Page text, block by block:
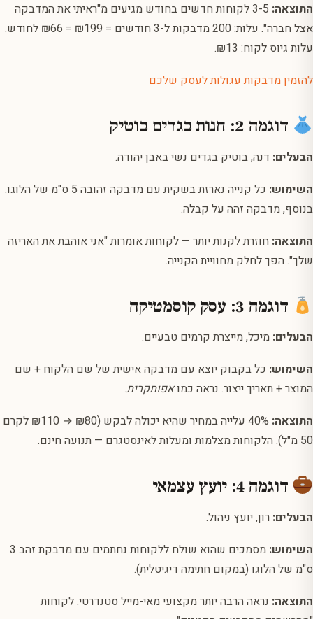
התוצאה:
3-5 לקוחות חדשים בחודש מגיעים מ"ראיתי את המדבקה
אצל חברה". עלות: 200 מדבקות ל-3 חודשים = ₪199 = ₪66 לחודש.
עלות גיוס לקוח: ₪13.
להזמין מדבקות עגולות לעסק שלכם
דוגמה 2: חנות בגדים בוטיק
הבעלים: דנה, בוטיק בגדים נשי באבן יהודה.
השימוש:
כל קנייה נארזת בשקית עם מדבקה זהובה 5 ס"מ של הלוגו.
בנוסף, מדבקה זהה על קבלה.
התוצאה: חוזרת לקנות יותר — לקוחות אומרות "אני אוהבת את האריזה
שלך". הפך לחלק מחוויית הקנייה.
דוגמה 3: עסק קוסמטיקה
הבעלים: מיכל, מייצרת קרמים טבעיים.
השימוש: כל בקבוק יוצא עם מדבקה אישית של שם הלקוח + שם
המוצר + תאריך ייצור. נראה כמואפותקרית.
התוצאה:
40% עלייה במחיר שהיא יכולה לבקש (₪80 → ₪110 לקרם
50 מ"ל). הלקוחות מצלמות ומעלות לאינסטגרם — תנועה חינם.
דוגמה 4: יועץ עצמאי
הבעלים: רון, יועץ ניהול.
השימוש:
מסמכים שהוא שולח ללקוחות נחתמים עם מדבקת זהב 3
ס"מ של הלוגו (במקום חתימה דיגיטלית).
התוצאה: נראה הרבה יותר מקצועי מאי-מייל סטנדרטי. לקוחות